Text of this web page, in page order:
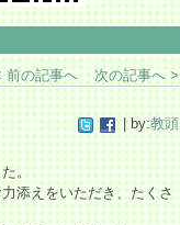
前の記事へ 次の記事へ >
| by:教頭
。
添えをいただき、たくさ